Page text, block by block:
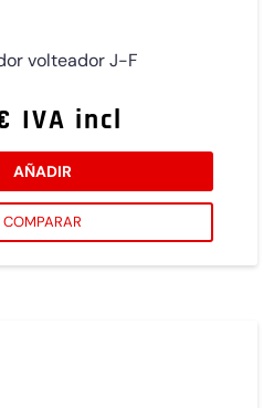
volteador J-F
IVA incl
AÑADIR
COMPARAR